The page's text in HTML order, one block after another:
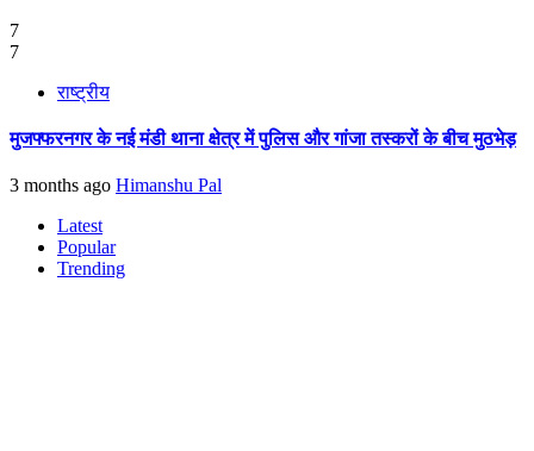
7
7
राष्ट्रीय
मुजफ्फरनगर के नई मंडी थाना क्षेत्र में पुलिस और गांजा तस्करों के बीच मुठभेड़
3 months ago Himanshu Pal
Latest
Popular
Trending